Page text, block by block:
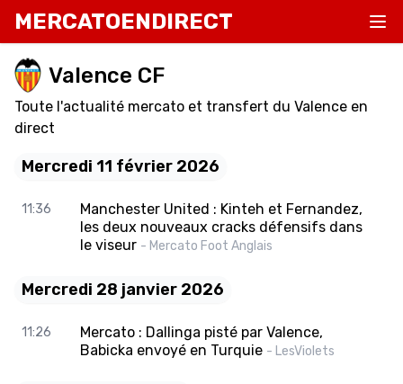
MERCATOENDIRECT
Valence CF
Toute l'actualité mercato et transfert du Valence en
direct
Mercredi 11 février 2026
11:36
Manchester United : Kinteh et Fernandez,
les deux nouveaux cracks défensifs dans
le viseur - Mercato Foot Anglais
Mercredi 28 janvier 2026
11:26
Mercato : Dallinga pisté par Valence,
Babicka envoyé en Turquie - LesViolets